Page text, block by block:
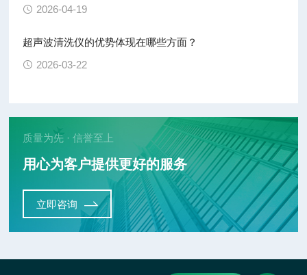
2026-04-19
超声波清洗仪的优势体现在哪些方面？
2026-03-22
质量为先 · 信誉至上
用心为客户提供更好的服务
立即咨询